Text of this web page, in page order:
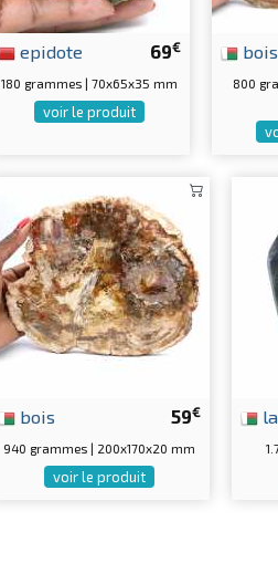
69€
epidote
180 grammes | 70x65x35 mm
voir le produit
bois
800
59€
bois
940 grammes | 200x170x20 mm
voir le produit